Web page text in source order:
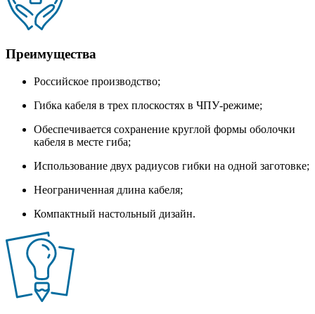
Преимущества
Российское производство;
Гибка кабеля в трех плоскостях в ЧПУ-режиме;
Обеспечивается сохранение круглой формы оболочки
кабеля в месте гиба;
Использование двух радиусов гибки на одной заготовке;
Неограниченная длина кабеля;
Компактный настольный дизайн.